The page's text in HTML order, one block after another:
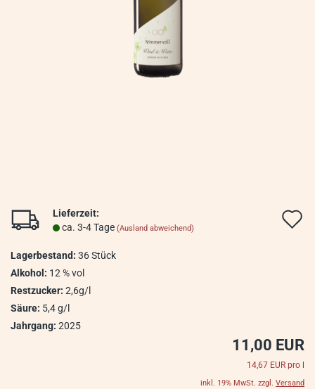
Lieferzeit:
ca. 3-4 Tage (Ausland abweichend)
Lagerbestand: 36Stück
Alkohol: 12 % vol
Restzucker: 2,6g/l
Säure: 5,4 g/l
Jahrgang: 2025
11,00 EUR
14,67 EUR pro l
inkl. 19% MwSt. zzgl. Versand